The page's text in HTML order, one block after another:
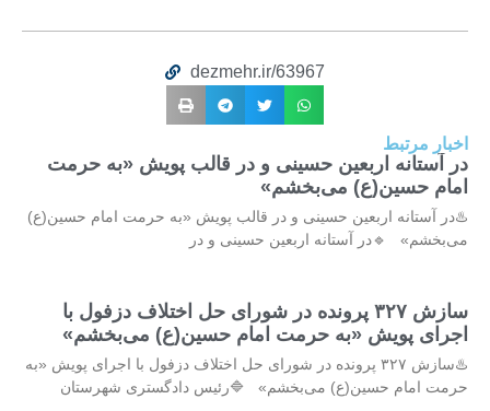
dezmehr.ir/63967
اخبار مرتبط
در آستانه اربعین حسینی و در قالب پویش «به حرمت
امام حسین(ع) می‌بخشم»
♨️در آستانه اربعین حسینی و در قالب پویش «به حرمت امام حسین(ع)
می‌بخشم» 🔹در آستانه اربعین حسینی و در
سازش ۳۲۷ پرونده در شورای حل اختلاف دزفول با
اجرای پویش «به حرمت امام حسین(ع) می‌بخشم»
♨️سازش ۳۲۷ پرونده در شورای حل اختلاف دزفول با اجرای پویش «به
حرمت امام حسین(ع) می‌بخشم» 🔷️رئیس دادگستری شهرستان